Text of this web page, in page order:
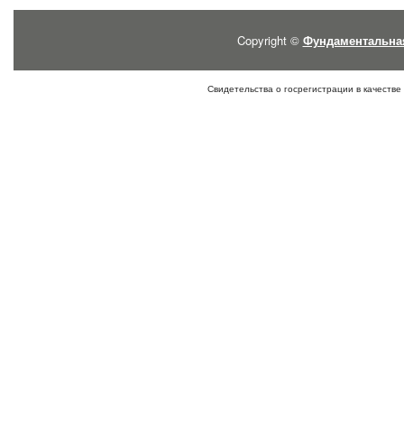
Copyright ©
Свидетельства о госрегистрации в